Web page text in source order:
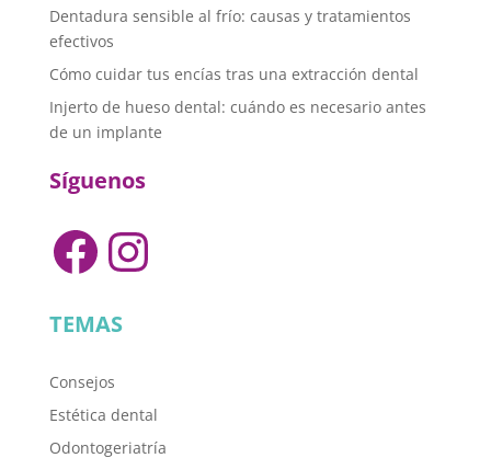
Dentadura sensible al frío: causas y tratamientos
efectivos
Cómo cuidar tus encías tras una extracción dental
Injerto de hueso dental: cuándo es necesario antes
de un implante
Síguenos
Facebook
Instagram
TEMAS
Consejos
Estética dental
Odontogeriatría